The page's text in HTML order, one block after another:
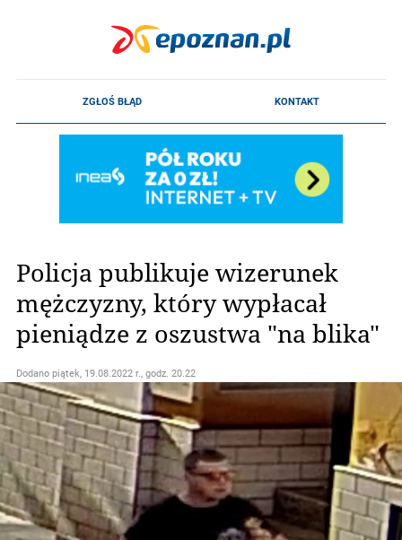
Policja publikuje wizerunek
mężczyzny, który wypłacał
pieniądze z oszustwa "na blika"
Dodano piątek, 19.08.2022 r., godz. 20.22